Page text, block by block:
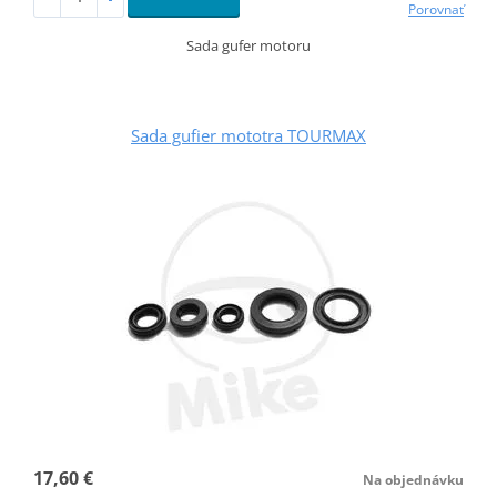
Porovnať
Sada gufer motoru
Sada gufier mototra TOURMAX
17,60 € Na objednávku